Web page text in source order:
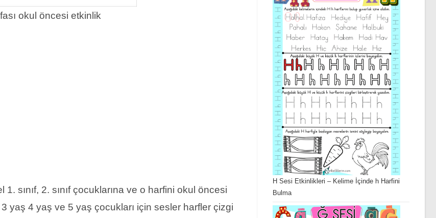
okul öncesi etkinlik
sınıf, 2. sınıf çocuklarına ve o harfini okul öncesi
yaş 4 yaş ve 5 yaş çocukları için sesler harfler çizgi
H Sesi Etkinlikleri – Kelime İçinde h Harfini
Bulma